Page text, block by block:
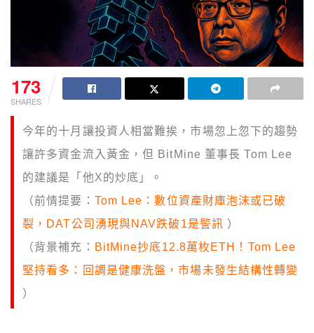
173
SHARES
今年的十月讓投資人相當難挨，市場忽上忽下的趨勢
讓許多資金流入黃金，但 BitMine 董事長 Tom Lee
的建議是「他X的炒底」。
（前情提要： Tom Lee：數位資產財庫泡沫或已破
裂，DAT公司湧現與NAV跌破1是警訊 ）
（背景補充： BitMine抄底12.8萬枚ETH！Tom Lee
堅持看多：回調是健康洗盤，市場未發生結構性轉變
）